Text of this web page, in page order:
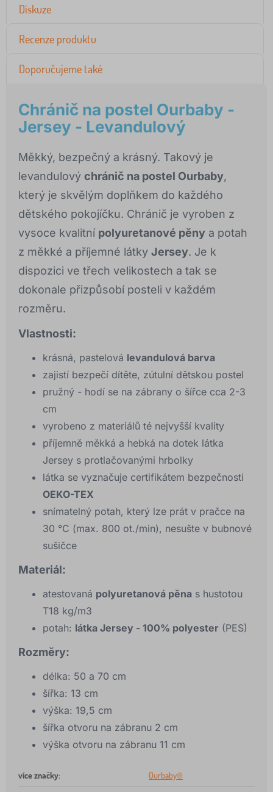
Diskuze
Recenze produktu
Doporučujeme také
Chránič na postel Ourbaby -
Jersey - Levandulový
Měkký, bezpečný a krásný. Takový je
levandulový chránič na postel Ourbaby,
který je skvělým doplňkem do každého
dětského pokojíčku. Chránič je vyroben z
vysoce kvalitní polyuretanové pěny a potah
z měkké a příjemné látky Jersey. Je k
dispozici ve třech velikostech a tak se
dokonale přizpůsobí posteli v každém
rozměru.
Vlastnosti:
krásná, pastelová levandulová barva
zajistí bezpečí dítěte, zútulní dětskou postel
pružný - hodí se na zábrany o šířce cca 2-3
cm
vyrobeno z materiálů té nejvyšší kvality
příjemně měkká a hebká na dotek látka
Jersey s protlačovanými hrbolky
látka se vyznačuje certifikátem bezpečnosti
OEKO-TEX
snímatelný potah, který lze prát v pračce na
30 °C (max. 800 ot./min), nesušte v bubnové
sušičce
Materiál:
atestovaná polyuretanová pěna s hustotou
T18 kg/m3
potah: látka Jersey - 100% polyester (PES)
Rozměry:
délka: 50 a 70 cm
šířka: 13 cm
výška: 19,5 cm
šířka otvoru na zábranu 2 cm
výška otvoru na zábranu 11 cm
více značky: Ourbaby®